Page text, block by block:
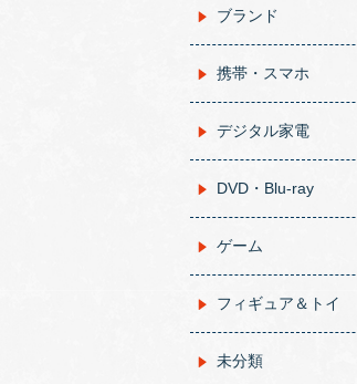
ブランド
携帯・スマホ
デジタル家電
DVD・Blu-ray
ゲーム
フィギュア＆トイ
未分類